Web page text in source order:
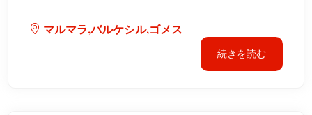
マルマラ,バルケシル,ゴメス
続きを読む